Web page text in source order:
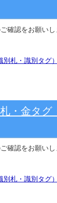
確認をお願い
別札・識別タグ
・金タグ
確認をお願い
別札・識別タグ